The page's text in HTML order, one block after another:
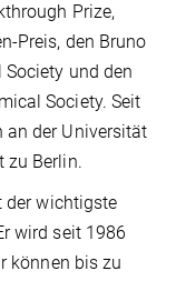
Prize,
Preis, den Bruno
und den
Society. Seit
an der Universität
zu Berlin.
der wichtigste
wird seit 1986
können bis zu